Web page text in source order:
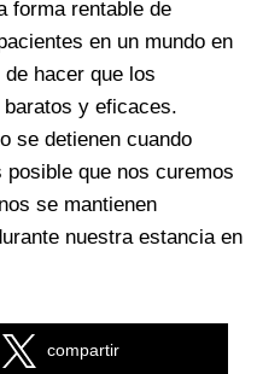
forma rentable de
en un mundo en
hacer que los
y eficaces.
se detienen cuando
que nos curemos
se mantienen
nuestra estancia en
compartir